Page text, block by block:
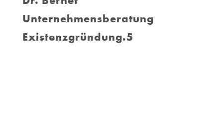
Unternehmensberatung
Existenzgründung.5